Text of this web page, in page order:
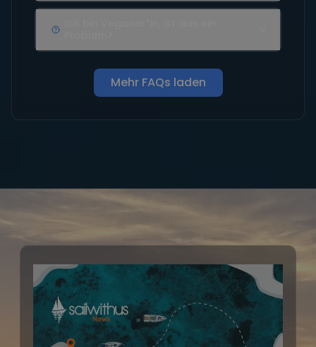
Mehr FAQs laden